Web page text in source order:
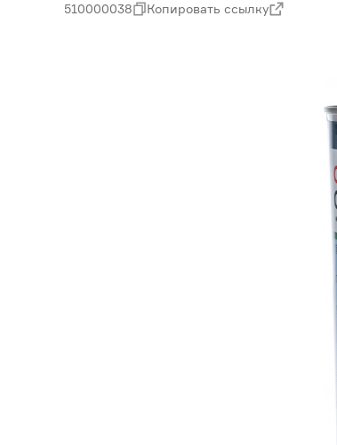
510000038 Копировать ссылку